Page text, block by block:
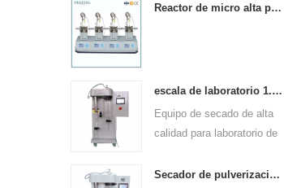
Reactor de micro alta presión paralelo automático completo
escala de laboratorio 1.5l mini máquina secadora por aspersión
Equipo de secado de alta
calidad para laboratorio de
Secador de pulverización experimental de pequeña escala para laboratorios.